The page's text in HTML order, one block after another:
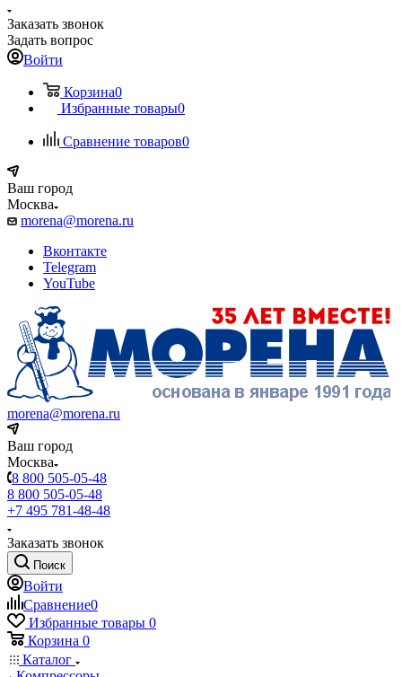
Заказать звонок
Задать вопрос
Войти
Корзина0
Избранные товары0
Сравнение товаров0
Ваш город
Москва
morena@morena.ru
Вконтакте
Telegram
YouTube
morena@morena.ru
Ваш город
Москва
8 800 505-05-48
8 800 505-05-48
+7 495 781-48-48
Заказать звонок
Поиск
Войти
Сравнение0
Избранные товары 0
Корзина 0
Каталог